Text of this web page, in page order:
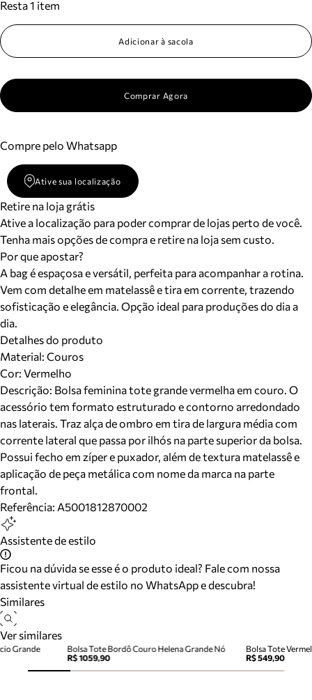
Resta 1 item
Adicionar à sacola
Comprar Agora
Compre pelo Whatsapp
Ative sua localização
Retire na loja grátis
Ative a localização para poder comprar de lojas perto de você.
Tenha mais opções de compra e retire na loja sem custo.
Por que apostar?
A bag é espaçosa e versátil, perfeita para acompanhar a rotina.
Vem com detalhe em matelassê e tira em corrente, trazendo
sofisticação e elegância. Opção ideal para produções do dia a
dia.
Detalhes do produto
Material: Couros
Cor: Vermelho
Descrição: Bolsa feminina tote grande vermelha em couro. O
acessório tem formato estruturado e contorno arredondado
nas laterais. Traz alça de ombro em tira de largura média com
corrente lateral que passa por ilhós na parte superior da bolsa.
Possui fecho em zíper e puxador, além de textura matelassê e
aplicação de peça metálica com nome da marca na parte
frontal.
Referência: A5001812870002
Assistente de estilo
Ficou na dúvida se esse é o produto ideal? Fale com nossa
assistente virtual de estilo no WhatsApp e descubra!
Similares
Ver similares
Bolsa Tote Bordô Couro Helena Grande Nó
R$ 1059,90
Bolsa Tote
R$ 549,90
Grande